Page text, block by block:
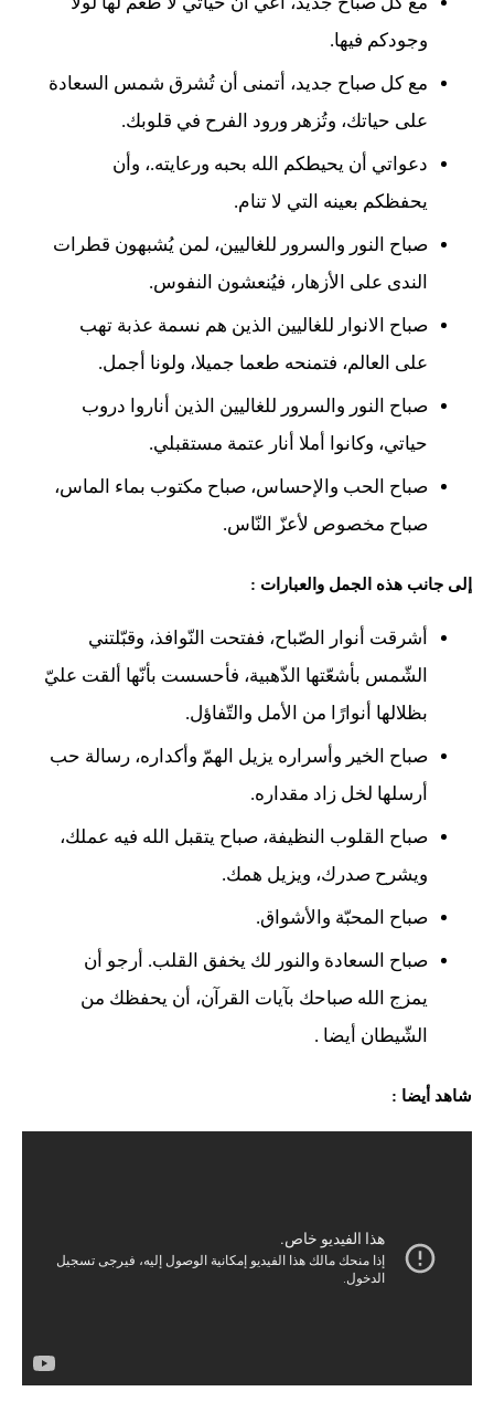
وجودكم فيها.
مع كل صباح جديد، أتمنى أن تُشرق شمس السعادة
على حياتك، وتُزهر ورود الفرح في قلوبك.
دعواتي أن يحيطكم الله بحبه ورعايته.، وأن
يحفظكم بعينه التي لا تنام.
صباح النور والسرور للغاليين، لمن يُشبهون قطرات
الندى على الأزهار، فيُنعشون النفوس.
صباح الانوار للغاليين الذين هم نسمة عذبة تهب
على العالم، فتمنحه طعما جميلا، ولونا أجمل.
صباح النور والسرور للغاليين الذين أناروا دروب
حياتي، وكانوا أملا أنار عتمة مستقبلي.
صباح الحب والإحساس، صباح مكتوب بماء الماس،
صباح مخصوص لأعزّ النّاس.
إلى جانب هذه الجمل والعبارات :
أشرقت أنوار الصّباح، ففتحت النّوافذ، وقبّلتني
الشّمس بأشعّتها الذّهبية، فأحسست بأنّها ألقت عليّ
بظلالها أنوارًا من الأمل والتّفاؤل.
صباح الخير وأسراره يزيل الهمّ وأكداره، رسالة حب
أرسلها لخل زاد مقداره.
صباح القلوب النظيفة، صباح يتقبل الله فيه عملك،
ويشرح صدرك، ويزيل همك.
صباح المحبّة والأشواق.
صباح السعادة والنور لك يخفق القلب. أرجو أن
يمزج الله صباحك بآيات القرآن، أن يحفظك من
الشّيطان أيضا .
شاهد أيضا :